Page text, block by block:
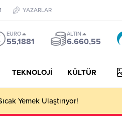
YAZARLAR
EURO
55,1881
ALTIN
6.660,55
TEKNOLOJİ KÜLTÜR
Yemek Ulaştırıyor!